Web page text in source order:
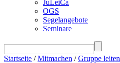
JuLeiCa
OGS
Segelangebote
Seminare
Startseite /Mitmachen /Gruppe leiten